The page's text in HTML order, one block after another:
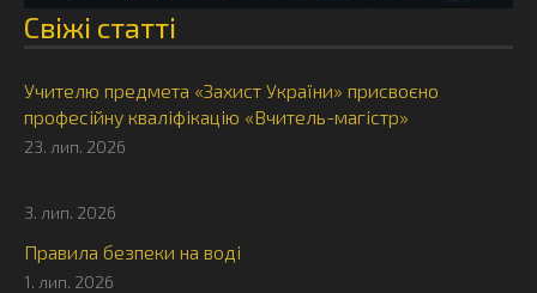
Свіжі статті
Учителю предмета «Захист України» присвоєно
професійну кваліфікацію «Вчитель-магістр»
23. лип. 2026
3. лип. 2026
Правила безпеки на воді
1. лип. 2026